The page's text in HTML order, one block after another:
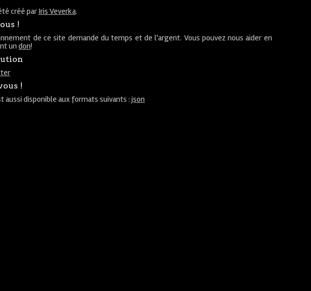
créé par Iris Veverka.
!
de ce site demande du temps et de l'argent. Vous pouvez nous aider en
undon!
!
aussi disponible aux formats suivants : json